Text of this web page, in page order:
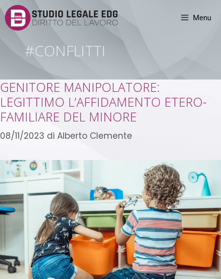
Menu
#CONFLITTI
GENITORE MANIPOLATORE:
LEGITTIMO L’AFFIDAMENTO ETERO-
FAMILIARE DEL MINORE
08/11/2023 di Alberto Clemente